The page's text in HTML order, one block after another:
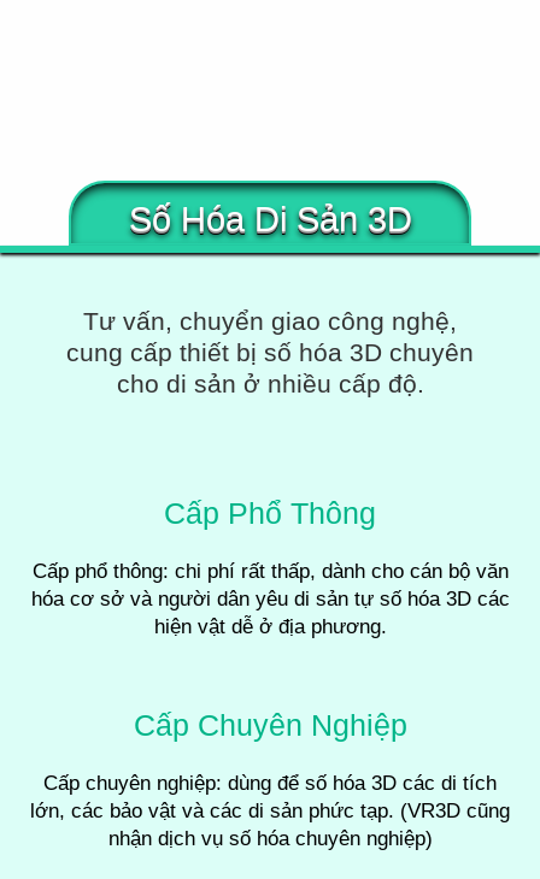
Số Hóa Di Sản 3D
Tư vấn, chuyển giao công nghệ,
cung cấp thiết bị số hóa 3D chuyên
cho di sản ở nhiều cấp độ.
Cấp Phổ Thông
Cấp phổ thông: chi phí rất thấp, dành cho cán bộ văn
hóa cơ sở và người dân yêu di sản tự số hóa 3D các
hiện vật dễ ở địa phương.
Cấp Chuyên Nghiệp
Cấp chuyên nghiệp: dùng để số hóa 3D các di tích
lớn, các bảo vật và các di sản phức tạp. (VR3D cũng
nhận dịch vụ số hóa chuyên nghiệp)